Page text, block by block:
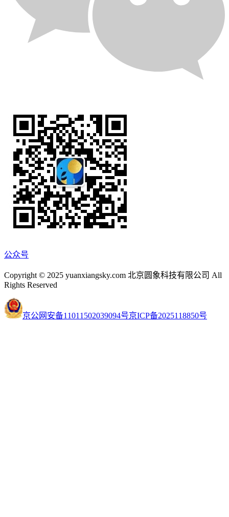
公众号
Copyright © 2025 yuanxiangsky.com 北京圆象科技有限公司 All
Rights Reserved
京公网安备11011502039094号京ICP备2025118850号